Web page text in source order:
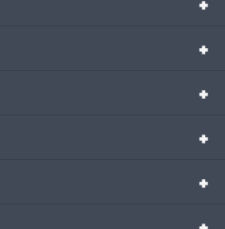
+
+
+
+